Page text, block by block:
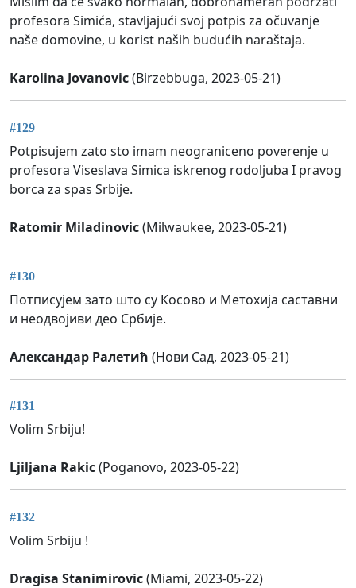
profesora Simića, stavljajući svoj potpis za očuvanje
naše domovine, u korist naših budućih naraštaja.
Karolina Jovanovic(Birzebbuga, 2023-05-21)
#129
Potpisujem zato sto imam neograniceno poverenje u
profesora Viseslava Simica iskrenog rodoljuba I pravog
borca za spas Srbije.
Ratomir Miladinovic(Milwaukee, 2023-05-21)
#130
Потписујем зато што су Косово и Метохија саставни
и неодвојиви део Србије.
Александар Ралетић (Нови Сад, 2023-05-21)
#131
Volim Srbiju!
Ljiljana Rakic(Poganovo, 2023-05-22)
#132
Volim Srbiju !
Dragisa Stanimirovic(Miami, 2023-05-22)